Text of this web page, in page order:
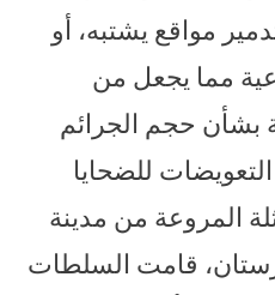
مواقع يشتبه، أو
مما يجعل من
بشأن حجم الجرائم
للضحايا
المروعة من مدينة
قامت السلطات